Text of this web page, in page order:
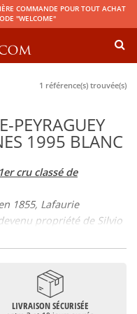
COMMANDE POUR TOUT ACHAT
"WELCOME"
1 référence(s) trouvée(s)
PEYRAGUEY
1995 BLANC
cru classé de
1855, Lafaurie
propriété de Silvio
vignoble couvre 36
au 19ème siècle que
propriétaire de
Château Lafaurie
LIVRAISON SÉCURISÉE